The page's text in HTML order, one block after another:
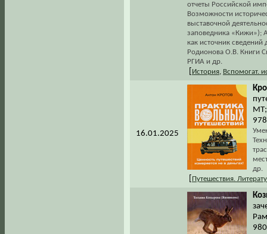
отчеты Российской
Возможности
выставочной
заповедника «Кижи»);
как источник
Родионова О.В. Книги
РГИА и др.
История, Вспомогат.
16.01.2025
МТ;
др.
Путешествия.